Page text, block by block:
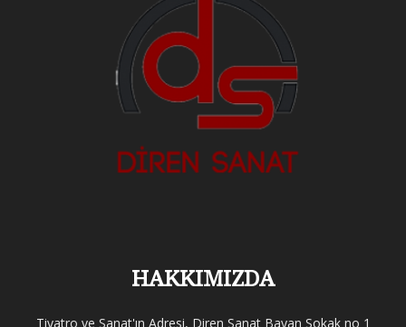
HAKKIMIZDA
Tiyatro ve Sanat'ın Adresi, Diren Sanat Bayan Sokak no 1